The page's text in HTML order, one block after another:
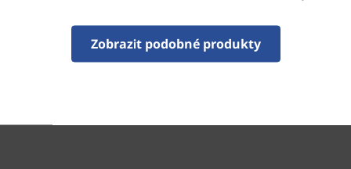
rozmazává pozadí pro větší
Zobrazit podobné produkty